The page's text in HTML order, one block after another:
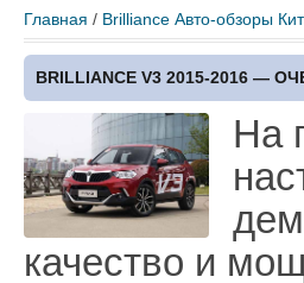
Главная / Brilliance Авто-обзоры
BRILLIANCE V3 2015-2016 —
На
качество и